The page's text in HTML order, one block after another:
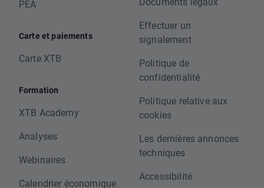
PEA
Carte et paiements
Carte XTB
Formation
XTB Academy
Analyses
Webinaires
Calendrier économique
Effectuer un
signalement
Politique de
confidentialité
Politique relative aux
cookies
Les dernières annonces
techniques
Accessibilité